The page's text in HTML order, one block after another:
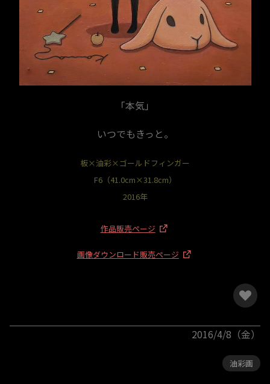
「本気」
いつでもきっと。
板×油彩×ゴールドフィンガー
F6（41.0cm×31.8cm）
2016年
作品販売ページ
画像ダウンロード販売ページ
2016/4/8（金）
油彩画